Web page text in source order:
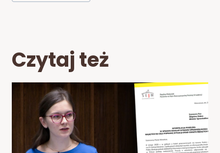
Czytaj też